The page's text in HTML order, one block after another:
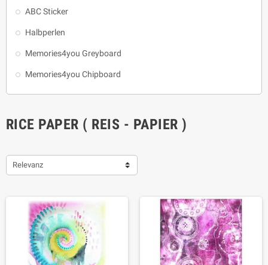
ABC Sticker
Halbperlen
Memories4you Greyboard
Memories4you Chipboard
RICE PAPER ( REIS - PAPIER )
Relevanz